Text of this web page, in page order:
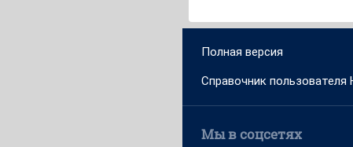
Полная версия
Справочник пользователя
Мы в соцсетях